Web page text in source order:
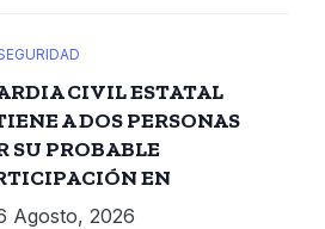
CIVIL ESTATAL
A DOS PERSONAS
SU PROBABLE
EN
Agosto, 2026